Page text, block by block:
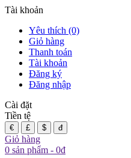
Tài khoản
Yêu thích (0)
Giỏ hàng
Thanh toán
Tài khoản
Đăng ký
Đăng nhập
Cài đặt
Tiền tệ
€ £ $ đ
Giỏ hàng
0 sản phẩm - 0đ